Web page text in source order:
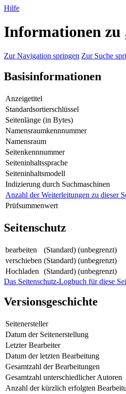
Hilfe
Informationen zu
Zur Navigation springen Zur Suche
Basisinformationen
Anzeigetitel
Standardsortierschlüssel
Seitenlänge (in Bytes)
Namensraumkennnummer
Namensraum
Seitenkennnummer
Seiteninhaltssprache
Seiteninhaltsmodell
Indizierung durch Suchmaschinen
Anzahl der Weiterleitungen zu dieser
Prüfsummenwert
Seitenschutz
bearbeiten
(Standard) (unbegrenzt)
verschieben (Standard) (unbegrenzt)
Hochladen
(Standard) (unbegrenzt)
Das Seitenschutz-Logbuch für diese
Versionsgeschichte
Seitenersteller
Datum der Seitenerstellung
Letzter Bearbeiter
Datum der letzten Bearbeitung
Gesamtzahl der Bearbeitungen
Gesamtzahl unterschiedlicher Autoren
Anzahl der kürzlich erfolgten